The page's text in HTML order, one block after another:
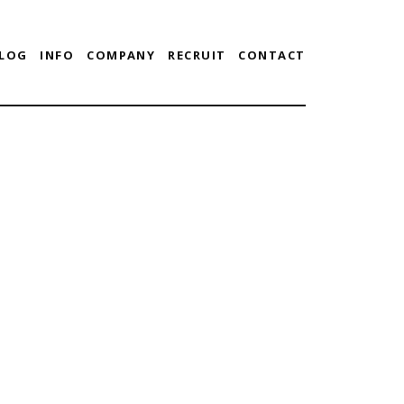
INFO COMPANY RECRUIT CONTACT